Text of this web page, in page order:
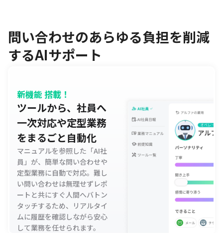
問い合わせのあらゆる負担を削減
するAIサポート
新機能 搭載！
ツールから、社員へ
一次対応や定型業務
をまるごと自動化
マニュアルを参照した「AI社
員」が、簡単な問い合わせや
定型業務に自動で対応。難し
い問い合わせは無理せずレポ
ートと共にすぐ人間へバトン
タッチするため、リアルタイ
ムに履歴を確認しながら安心
して業務を任せられます。